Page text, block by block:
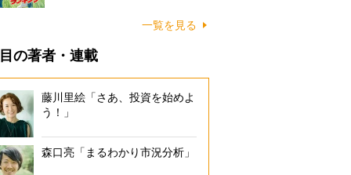
一覧を見る
の著者・連載
藤川里絵「さあ、投資を始めよ
う！」
森口亮「まるわかり市況分析」